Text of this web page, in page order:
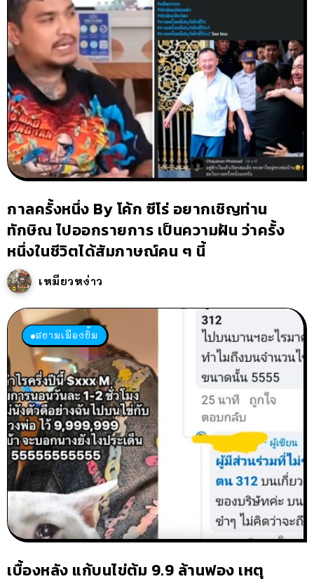
กาลครั้งหนึ่ง By โค้ก ซีโร่ อยากเชิญท่าน
ทักษิณ ไปออกรายการ เป็นความฝัน ว่าครั้ง
หนึ่งในชีวิตได้สัมภาษณ์คน ๆ นี้
เหมียวหง่าว
สยามเมืองยิ้ม
เบื้องหลัง แก้บนไข่ต้ม 9.9 ล้านฟอง เหตุ